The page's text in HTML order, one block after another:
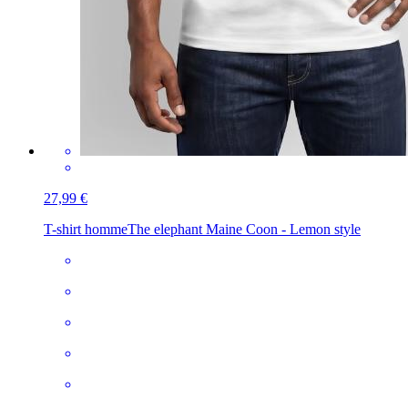
27,99 €
T-shirt hommeThe elephant Maine Coon - Lemon style